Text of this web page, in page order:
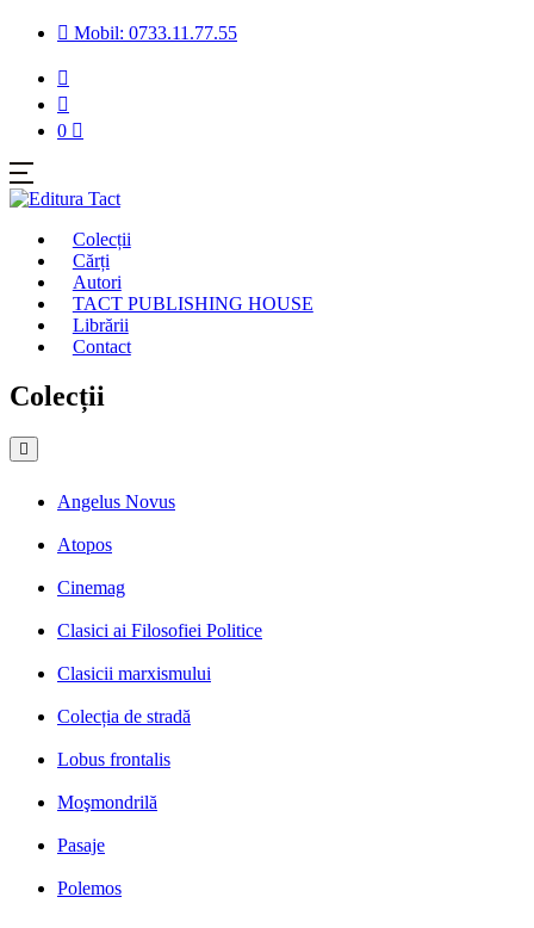
Mobil: 0733.11.77.55
0
Colecții
Cărți
Autori
TACT PUBLISHING HOUSE
Librării
Contact
Colecții
Angelus Novus
Atopos
Cinemag
Clasici ai Filosofiei Politice
Clasicii marxismului
Colecția de stradă
Lobus frontalis
Moşmondrilă
Pasaje
Polemos